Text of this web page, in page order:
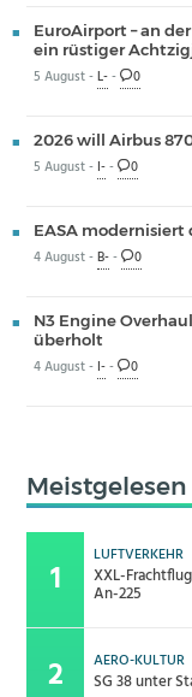
EuroAirport – an
ein rüstiger
5 August -L-- 0
2026 will Airbus
5 August - I-- 0
EASA
4 August -B-- 0
N3 Engine
überholt
4 August - I-- 0
Meistgelesen
LUFTVERKEHR
XXL-
An-225
AERO-KULTUR
SG 38 unter